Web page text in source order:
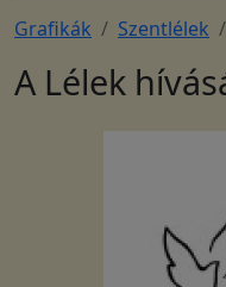
Grafikák Szentlélek
A Lélek